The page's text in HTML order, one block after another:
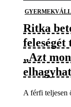
Ritka
„Azt
A férfi teljesen